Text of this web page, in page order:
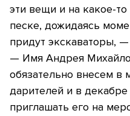
эти вещи и на какое-
песке, дожидаясь
придут экскаваторы,
— Имя Андрея
обязательно внесем в
дарителей и в
приглашать его на